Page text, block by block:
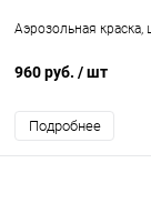
Аэрозольная краска,
960 руб. / шт
Подробнее